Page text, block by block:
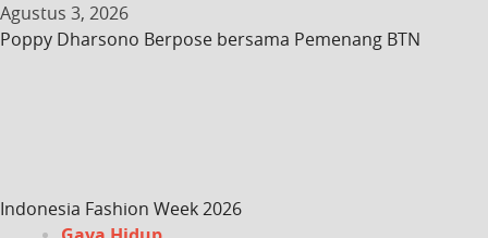
Agustus 3, 2026
Poppy Dharsono Berpose bersama Pemenang BTN
Indonesia Fashion Week 2026